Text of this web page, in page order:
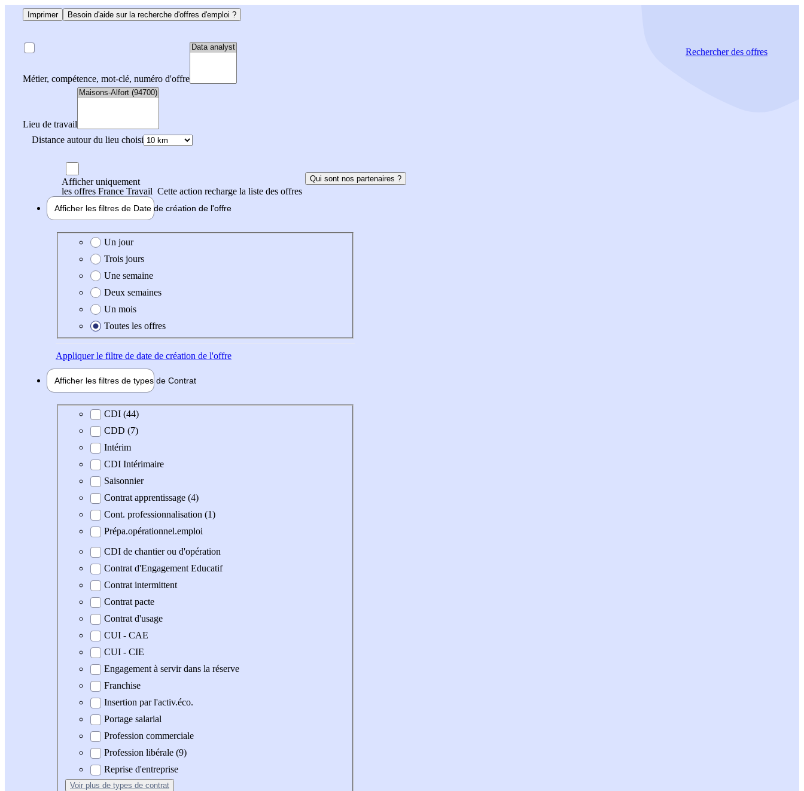
Imprimer Besoin d'aide sur la recherche d'offres d'emploi ?
Métier, compétence, mot-clé, numéro d'offre
Lieu de travail
Distance autour du lieu choisi
Rechercherdes offres
Afficher uniquement
les offres France Travail Cette action recharge la liste des offres
Qui sont nos partenaires ?
Afficher les filtres de Date de création de l'offre
Date de création de l'offre
Un jour
Trois jours
Une semaine
Deux semaines
Un mois
Toutes les offres
Appliquerle filtre de date de création de l'offre
Afficher les filtres de types de Contrat
Type de contratCDI (44)
CDD (7)
Intérim
CDI Intérimaire
Saisonnier
Contrat apprentissage (4)
Cont. professionnalisation (1)
Prépa.opérationnel.emploi
CDI de chantier ou d'opération
Contrat d'Engagement Educatif
Contrat intermittent
Contrat pacte
Contrat d'usage
CUI - CAE
CUI - CIE
Engagement à servir dans la réserve
Franchise
Insertion par l'activ.éco.
Portage salarial
Profession commerciale
Profession libérale (9)
Reprise d'entreprise
Voir plus de types de contrat